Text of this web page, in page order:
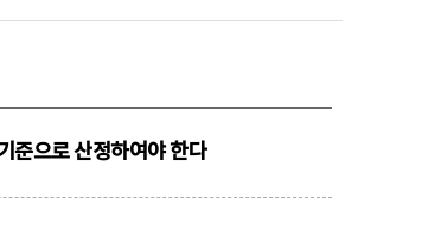
준으로 산정하여야 한다